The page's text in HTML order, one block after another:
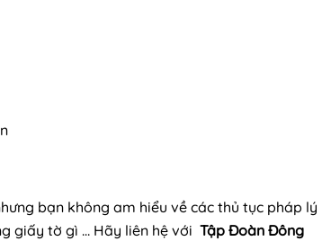
bạn không am hiểu về các thủ tục pháp lý
giấy tờ gì … Hãy liên hệ với Tập Đoàn Đông